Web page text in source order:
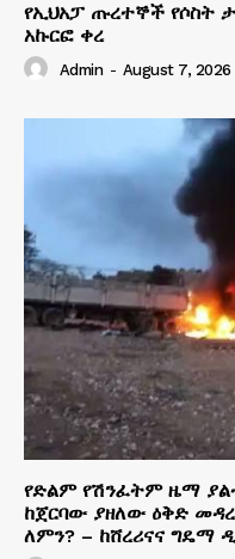
የኢህአፓ ጡረተኞች የሶስት
አኩርፎ ቀረ
Admin - August 7, 2026
የድልም የሽንፈትም ዜማ
ከጀርባው ያዘለው ዕቅድ
ለምን? – ከሸረሪናና ግዴማ